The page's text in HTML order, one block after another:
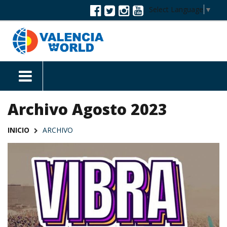
Select Language ▼
Archivo Agosto 2023
INICIO ARCHIVO